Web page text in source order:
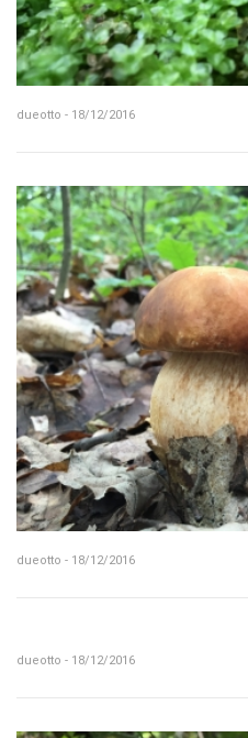
dueotto - 18/12/2016
dueotto - 18/12/2016
dueotto - 18/12/2016